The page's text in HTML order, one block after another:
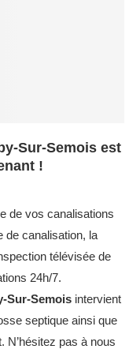
Sur-Semois est
!
de vos canalisations
de canalisation, la
télévisée de
24h/7.
Sur-Semois intervient
septique ainsi que
N’hésitez pas à nous